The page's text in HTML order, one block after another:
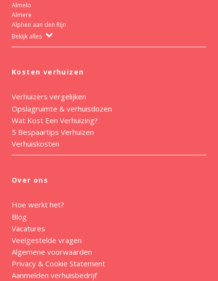
Almelo
Almere
Alphen aan den Rijn
Bekijk alles
Kosten verhuizen
Verhuizers vergelijken
Opslagruimte & verhuisdozen
Wat Kost Een Verhuizing?
5 Bespaartips Verhuizen
Verhuiskosten
Over ons
Hoe werkt het?
Blog
Vacatures
Veelgestelde vragen
Algemene voorwaarden
Privacy & Cookie Statement
Aanmelden verhuisbedrijf